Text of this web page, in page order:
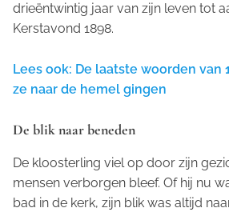
drieëntwintig jaar van zijn leven tot
Kerstavond 1898.
Lees ook: De laatste woorden van
ze naar de hemel gingen
De blik naar beneden
De kloosterling viel op door zijn
mensen verborgen bleef. Of hij nu
bad in de kerk, zijn blik was altijd